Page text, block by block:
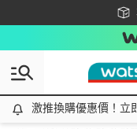
激推換購優惠價！立即點
激推換購優惠價！立